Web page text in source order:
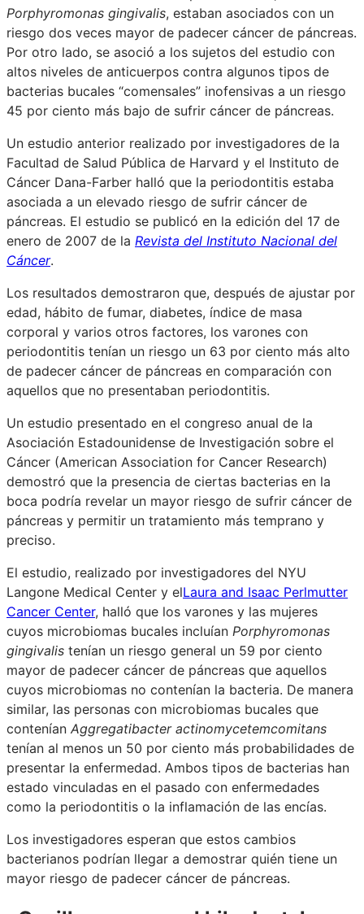
Porphyromonas gingivalis, estaban asociados con un
riesgo dos veces mayor de padecer cáncer de páncreas.
Por otro lado, se asoció a los sujetos del estudio con
altos niveles de anticuerpos contra algunos tipos de
bacterias bucales “comensales” inofensivas a un riesgo
45 por ciento más bajo de sufrir cáncer de páncreas.
Un estudio anterior realizado por investigadores de la
Facultad de Salud Pública de Harvard y el Instituto de
Cáncer Dana-Farber halló que la periodontitis estaba
asociada a un elevado riesgo de sufrir cáncer de
páncreas. El estudio se publicó en la edición del 17 de
enero de 2007 de la Revista del Instituto Nacional del
Cáncer.
Los resultados demostraron que, después de ajustar por
edad, hábito de fumar, diabetes, índice de masa
corporal y varios otros factores, los varones con
periodontitis tenían un riesgo un 63 por ciento más alto
de padecer cáncer de páncreas en comparación con
aquellos que no presentaban periodontitis.
Un estudio presentado en el congreso anual de la
Asociación Estadounidense de Investigación sobre el
Cáncer (American Association for Cancer Research)
demostró que la presencia de ciertas bacterias en la
boca podría revelar un mayor riesgo de sufrir cáncer de
páncreas y permitir un tratamiento más temprano y
preciso.
El estudio, realizado por investigadores del NYU
Langone Medical Center y elLaura and Isaac Perlmutter
Cancer Center, halló que los varones y las mujeres
cuyos microbiomas bucales incluían Porphyromonas
gingivalis tenían un riesgo general un 59 por ciento
mayor de padecer cáncer de páncreas que aquellos
cuyos microbiomas no contenían la bacteria. De manera
similar, las personas con microbiomas bucales que
contenían Aggregatibacter actinomycetemcomitans
tenían al menos un 50 por ciento más probabilidades de
presentar la enfermedad. Ambos tipos de bacterias han
estado vinculadas en el pasado con enfermedades
como la periodontitis o la inflamación de las encías.
Los investigadores esperan que estos cambios
bacterianos podrían llegar a demostrar quién tiene un
mayor riesgo de padecer cáncer de páncreas.